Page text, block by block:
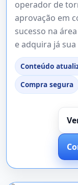
operador de
aprovação em
sucesso na
e adquira já
Conteúdo
Compra segura